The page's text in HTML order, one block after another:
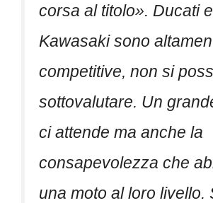
corsa al titolo». Ducati e
Kawasaki sono
competitive, non si
sottovalutare. Un
ci attende ma anche la
consapevolezza che
una moto al loro livello.